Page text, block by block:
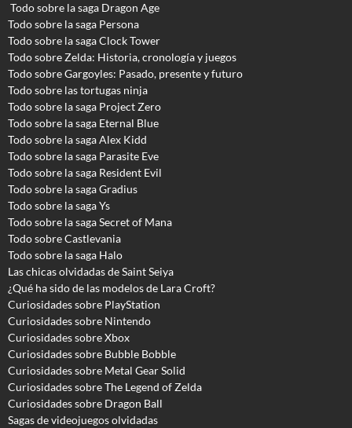
Todo sobre la saga Dragon Age
Todo sobre la saga Persona
Todo sobre la saga Clock Tower
Todo sobre Zelda: Historia, cronología y juegos
Todo sobre Gargoyles: Pasado, presente y futuro
Todo sobre las tortugas ninja
Todo sobre la saga Project Zero
Todo sobre la saga Eternal Blue
Todo sobre la saga Alex Kidd
Todo sobre la saga Parasite Eve
Todo sobre la saga Resident Evil
Todo sobre la saga Gradius
Todo sobre la saga Ys
Todo sobre la saga Secret of Mana
Todo sobre Castlevania
Todo sobre la saga Halo
Las chicas olvidadas de Saint Seiya
¿Qué ha sido de las modelos de Lara Croft?
Curiosidades sobre PlayStation
Curiosidades sobre Nintendo
Curiosidades sobre Xbox
Curiosidades sobre Bubble Bobble
Curiosidades sobre Metal Gear Solid
Curiosidades sobre The Legend of Zelda
Curiosidades sobre Dragon Ball
Sagas de videojuegos olvidadas